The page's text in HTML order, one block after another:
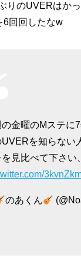
りのUVERはか
6回回したなw
金曜のMステに
UVERを知らない
を見比べて下さい
のあくん